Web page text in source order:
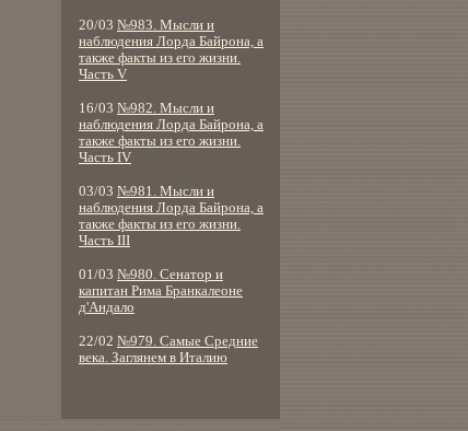
20/03 №983. Мысли и
наблюдения Лорда Байрона, а
также факты из его жизни.
Часть V
16/03 №982. Мысли и
наблюдения Лорда Байрона, а
также факты из его жизни.
Часть IV
03/03 №981. Мысли и
наблюдения Лорда Байрона, а
также факты из его жизни.
Часть III
01/03 №980. Сенатор и
капитан Рима Бранкалеоне
д'Андало
22/02 №979. Самые Средние
века. Заглянем в Италию